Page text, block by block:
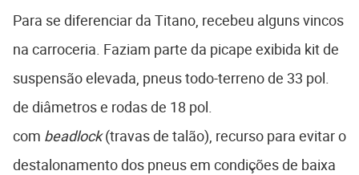
Para se diferenciar da Titano, recebeu alguns vincos
na carroceria. Faziam parte da picape exibida kit de
suspensão elevada, pneus todo-terreno de 33 pol.
de diâmetros e rodas de 18 pol.
com beadlock(travas de talão), recurso para evitar o
destalonamento dos pneus em condições de baixa